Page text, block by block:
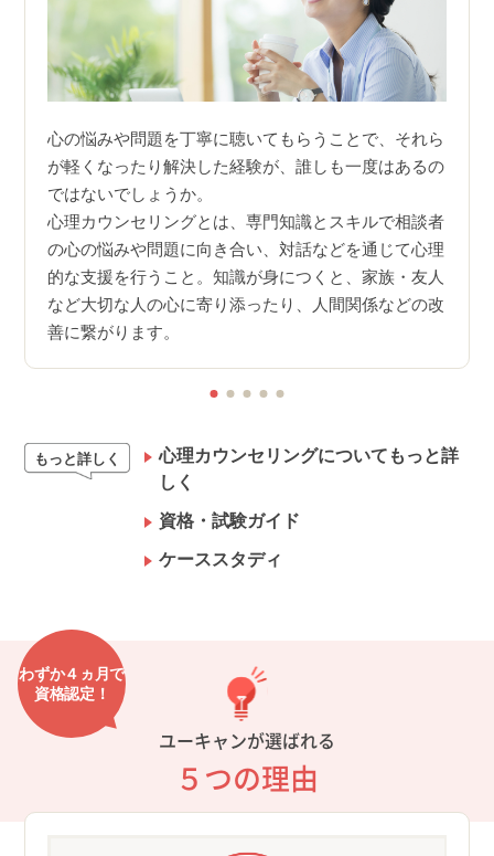
心の悩みや問題を丁寧に聴いてもらうことで、それら
が軽くなったり解決した経験が、誰しも一度はあるの
ではないでしょうか。
心理カウンセリングとは、専門知識とスキルで相談者
の心の悩みや問題に向き合い、対話などを通じて心理
的な支援を行うこと。知識が身につくと、家族・友人
など大切な人の心に寄り添ったり、人間関係などの改
善に繋がります。
もっと詳しく
心理カウンセリングについてもっと詳
しく
資格・試験ガイド
ケーススタディ
わずか４ヵ月で
資格認定！
ユーキャンが選ばれる
５つの理由